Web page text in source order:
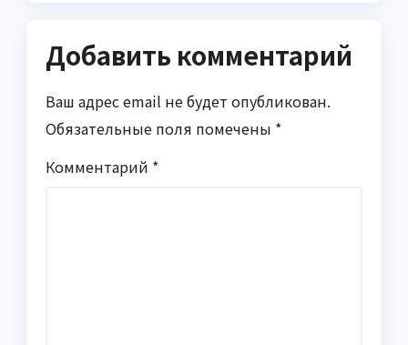
Добавить комментарий
Ваш адрес email не будет опубликован.
Обязательные поля помечены *
Комментарий *